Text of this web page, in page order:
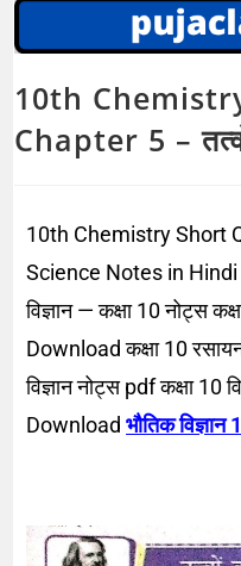
10th
Chapter 5 –
10th Chemistry Short
Science Notes in
विज्ञान — कक्षा 10 नोट्स
Download कक्षा 10
विज्ञान नोट्स pdf कक्षा 10
Downloadभौतिक